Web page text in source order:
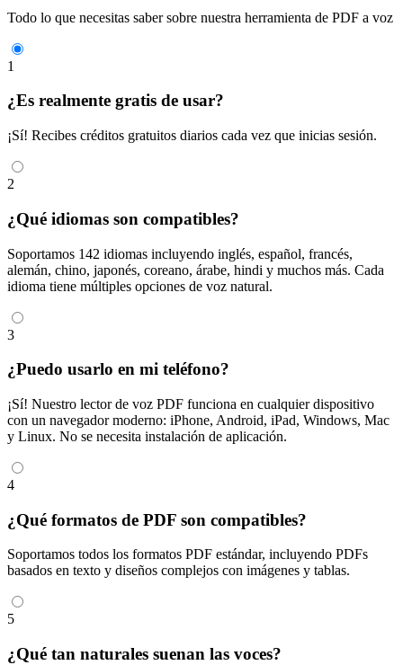
Todo lo que necesitas saber sobre nuestra herramienta de PDF a voz
1
¿Es realmente gratis de usar?
¡Sí! Recibes créditos gratuitos diarios cada vez que inicias sesión.
2
¿Qué idiomas son compatibles?
Soportamos 142 idiomas incluyendo inglés, español, francés,
alemán, chino, japonés, coreano, árabe, hindi y muchos más. Cada
idioma tiene múltiples opciones de voz natural.
3
¿Puedo usarlo en mi teléfono?
¡Sí! Nuestro lector de voz PDF funciona en cualquier dispositivo
con un navegador moderno: iPhone, Android, iPad, Windows, Mac
y Linux. No se necesita instalación de aplicación.
4
¿Qué formatos de PDF son compatibles?
Soportamos todos los formatos PDF estándar, incluyendo PDFs
basados en texto y diseños complejos con imágenes y tablas.
5
¿Qué tan naturales suenan las voces?